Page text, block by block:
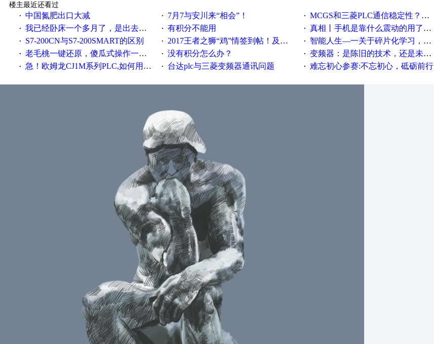
楼主最近还看过
· 中国氮肥出口大减 · 7月7与安川来“相会”！ · MCGS和三菱PLC通信稳定性？？？
· 我已经卧床一个多月了，是出去安装机械手在高速遭遇车祸所致:大家工作都要特别注意啊 · 有积分不能用 · 真相丨手机是靠什么震动的用了这么多年才知道！
· S7-200CN与S7-200SMART的区别 · 2017王者之狮“鸡”情签到帖！及时更新在线研讨会预告 · 智能人生—一关于碎片化学习，看这一篇就够了！
· 老毛桃一键还原，傻瓜式操作一键轻松备份还原；程序为向导式安装，一键即可实现自动备份或还原系统。 · 没有积分怎么办？ · 变频器：是陈旧的技术，还是未来的幕后英雄？
· 急！欧姆龙CJ1M系列PLC,如何用时间控制变频器。要求时间在组态王中可以自由输入！拜托各位大神了！ · 台达plc与三菱变频器通讯问题 · 难忘初心参赛:不忘初心，砥砺前行